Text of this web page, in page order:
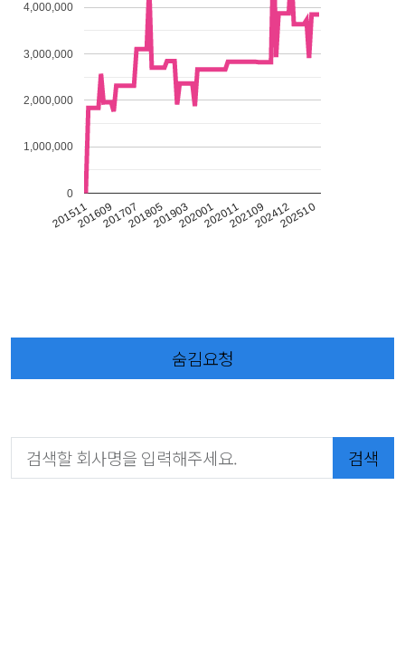
201511201609201707201805201903202001202011202109202412202510
0
1,000,000
2,000,000
3,000,000
4,000,000
숨김요청
검색